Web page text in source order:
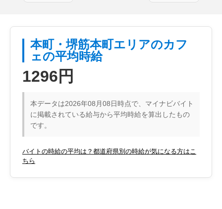
本町・堺筋本町エリアのカフ
ェの平均時給
1296円
本データは2026年08月08日時点で、マイナビバイト
に掲載されている給与から平均時給を算出したもの
です。
バイトの時給の平均は？都道府県別の時給が気になる方はこ
ちら